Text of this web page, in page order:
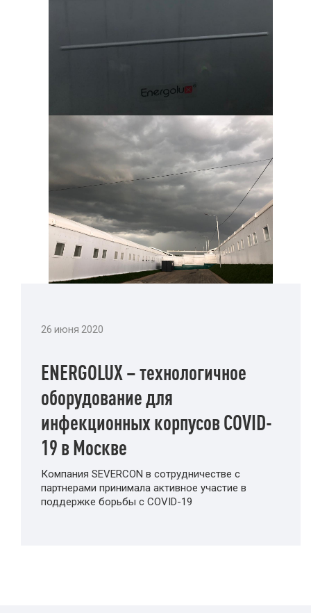
26 июня 2020
ENERGOLUX – технологичное
оборудование для
инфекционных корпусов COVID-
19 в Москве
Компания SEVERCON в сотрудничестве с
партнерами принимала активное участие в
поддержке борьбы с COVID-19